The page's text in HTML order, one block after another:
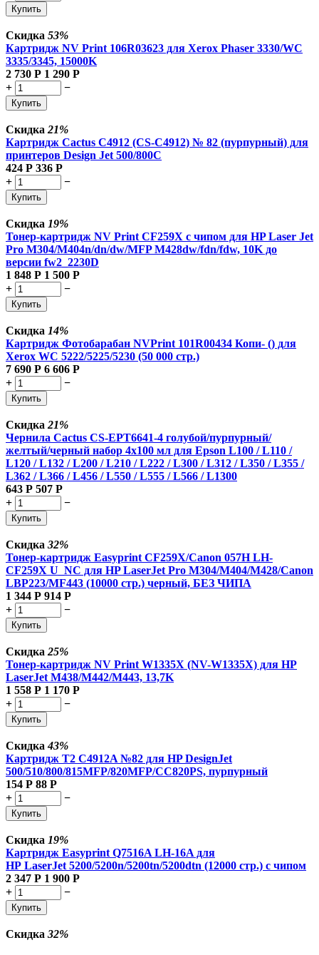
Купить
Скидка 53%
Картридж NV Print 106R03623 для Xerox Phaser 3330/WC
3335/3345, 15000K
2 730 Р 1 290 Р
+
−
Купить
Скидка 21%
Картридж Cactus C4912 (CS-C4912) № 82 (пурпурный) для
принтеров Design Jet 500/800C
424 Р 336 Р
+
−
Купить
Скидка 19%
Тонер-картридж NV Print CF259X с чипом для HP Laser Jet
Pro M304/M404n/dn/dw/MFP M428dw/fdn/fdw, 10K до
версии fw2_2230D
1 848 Р 1 500 Р
+
−
Купить
Скидка 14%
Картридж Фотобарабан NVPrint 101R00434 Копи- () для
Xerox WC 5222/5225/5230 (50 000 стр.)
7 690 Р 6 606 Р
+
−
Купить
Скидка 21%
Чернила Cactus CS-EPT6641-4 голубой/пурпурный/
желтый/черный набор 4x100 мл для Epson L100 / L110 /
L120 / L132 / L200 / L210 / L222 / L300 / L312 / L350 / L355 /
L362 / L366 / L456 / L550 / L555 / L566 / L1300
643 Р 507 Р
+
−
Купить
Скидка 32%
Тонер-картридж Easyprint CF259X/Canon 057H LH-
CF259X U_NC для HP LaserJet Pro M304/M404/M428/Canon
LBP223/MF443 (10000 стр.) черный, БЕЗ ЧИПА
1 344 Р 914 Р
+
−
Купить
Скидка 25%
Тонер-картридж NV Print W1335X (NV-W1335X) для HP
LaserJet M438/M442/M443, 13,7K
1 558 Р 1 170 Р
+
−
Купить
Скидка43%
Картридж T2 C4912A №82 для HP DesignJet
500/510/800/815MFP/820MFP/CC820PS, пурпурный
154 Р 88 Р
+
−
Купить
Скидка 19%
Картридж Easyprint Q7516A LH-16A для
HP LaserJet 5200/5200n/5200tn/5200dtn (12000 стр.) с чипом
2 347 Р 1 900 Р
+
−
Купить
Скидка 32%